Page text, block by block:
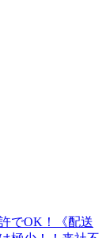
でOK！《配送